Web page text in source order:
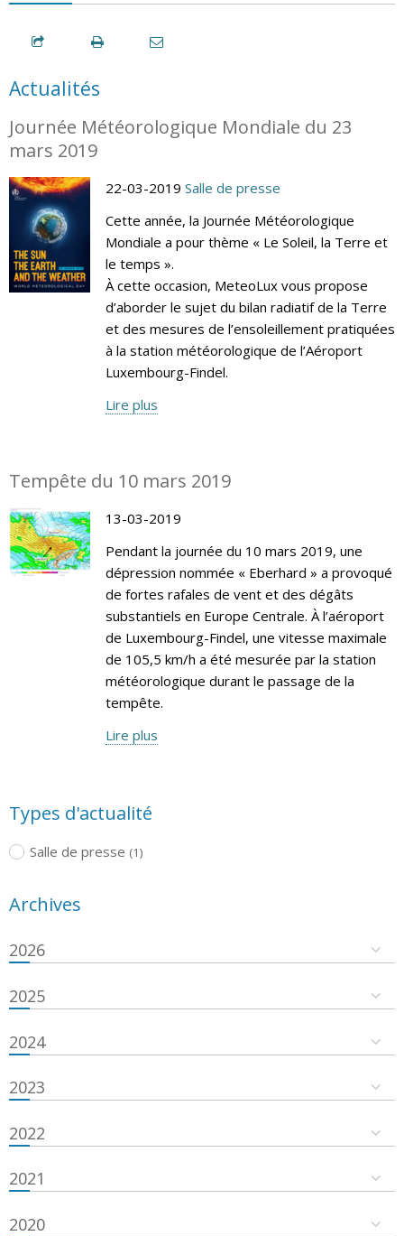
Actualités
Journée Météorologique Mondiale du 23
mars 2019
22-03-2019 Salle de presse
Cette année, la Journée Météorologique
Mondiale a pour thème « Le Soleil, la Terre et
le temps ».
À cette occasion, MeteoLux vous propose
d’aborder le sujet du bilan radiatif de la Terre
et des mesures de l’ensoleillement pratiquées
à la station météorologique de l’Aéroport
Luxembourg-Findel.
Lire plus
Tempête du 10 mars 2019
13-03-2019
Pendant la journée du 10 mars 2019, une
dépression nommée « Eberhard » a provoqué
de fortes rafales de vent et des dégâts
substantiels en Europe Centrale. À l’aéroport
de Luxembourg-Findel, une vitesse maximale
de 105,5 km/h a été mesurée par la station
météorologique durant le passage de la
tempête.
Lire plus
Types d'actualité
Salle de presse (1)
Archives
2026
2025
2024
2023
2022
2021
2020